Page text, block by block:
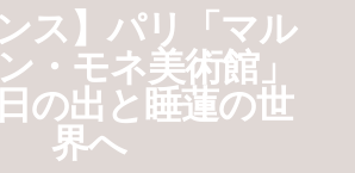
ンス】パリ「マル
・モネ美術館」
の出と睡蓮の世
界へ